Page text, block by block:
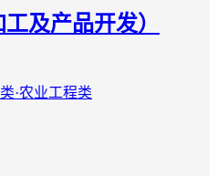
及产品开发）
·农业工程类